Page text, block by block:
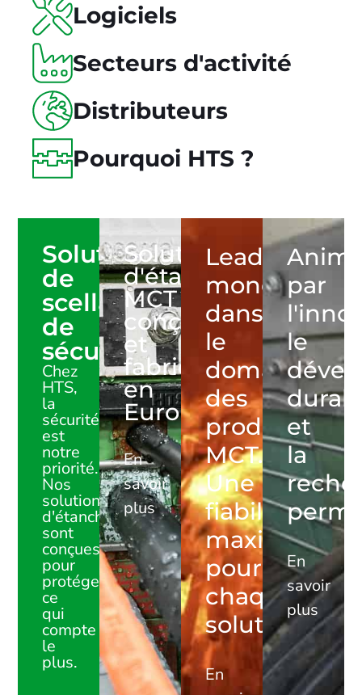
Logiciels
Secteurs d'activité
Distributeurs
Pourquoi HTS ?
Solutions
de
scellage
de
sécurité
Chez
HTS,
la
sécurité
est
notre
priorité.
Nos
solutions
d'étanchéité
sont
conçues
pour
protéger
ce
qui
compte
le
plus.
Solutions
d'étanchéité
MCT
conçues
et
fabriquées
en
Europe
En
savoir
plus
Leaders
mondiaux
dans
le
domaine
des
produits
MCT.
Une
fiabilité
maximale
pour
chaque
solution
En
par
le
et
la
En
savoir
plus